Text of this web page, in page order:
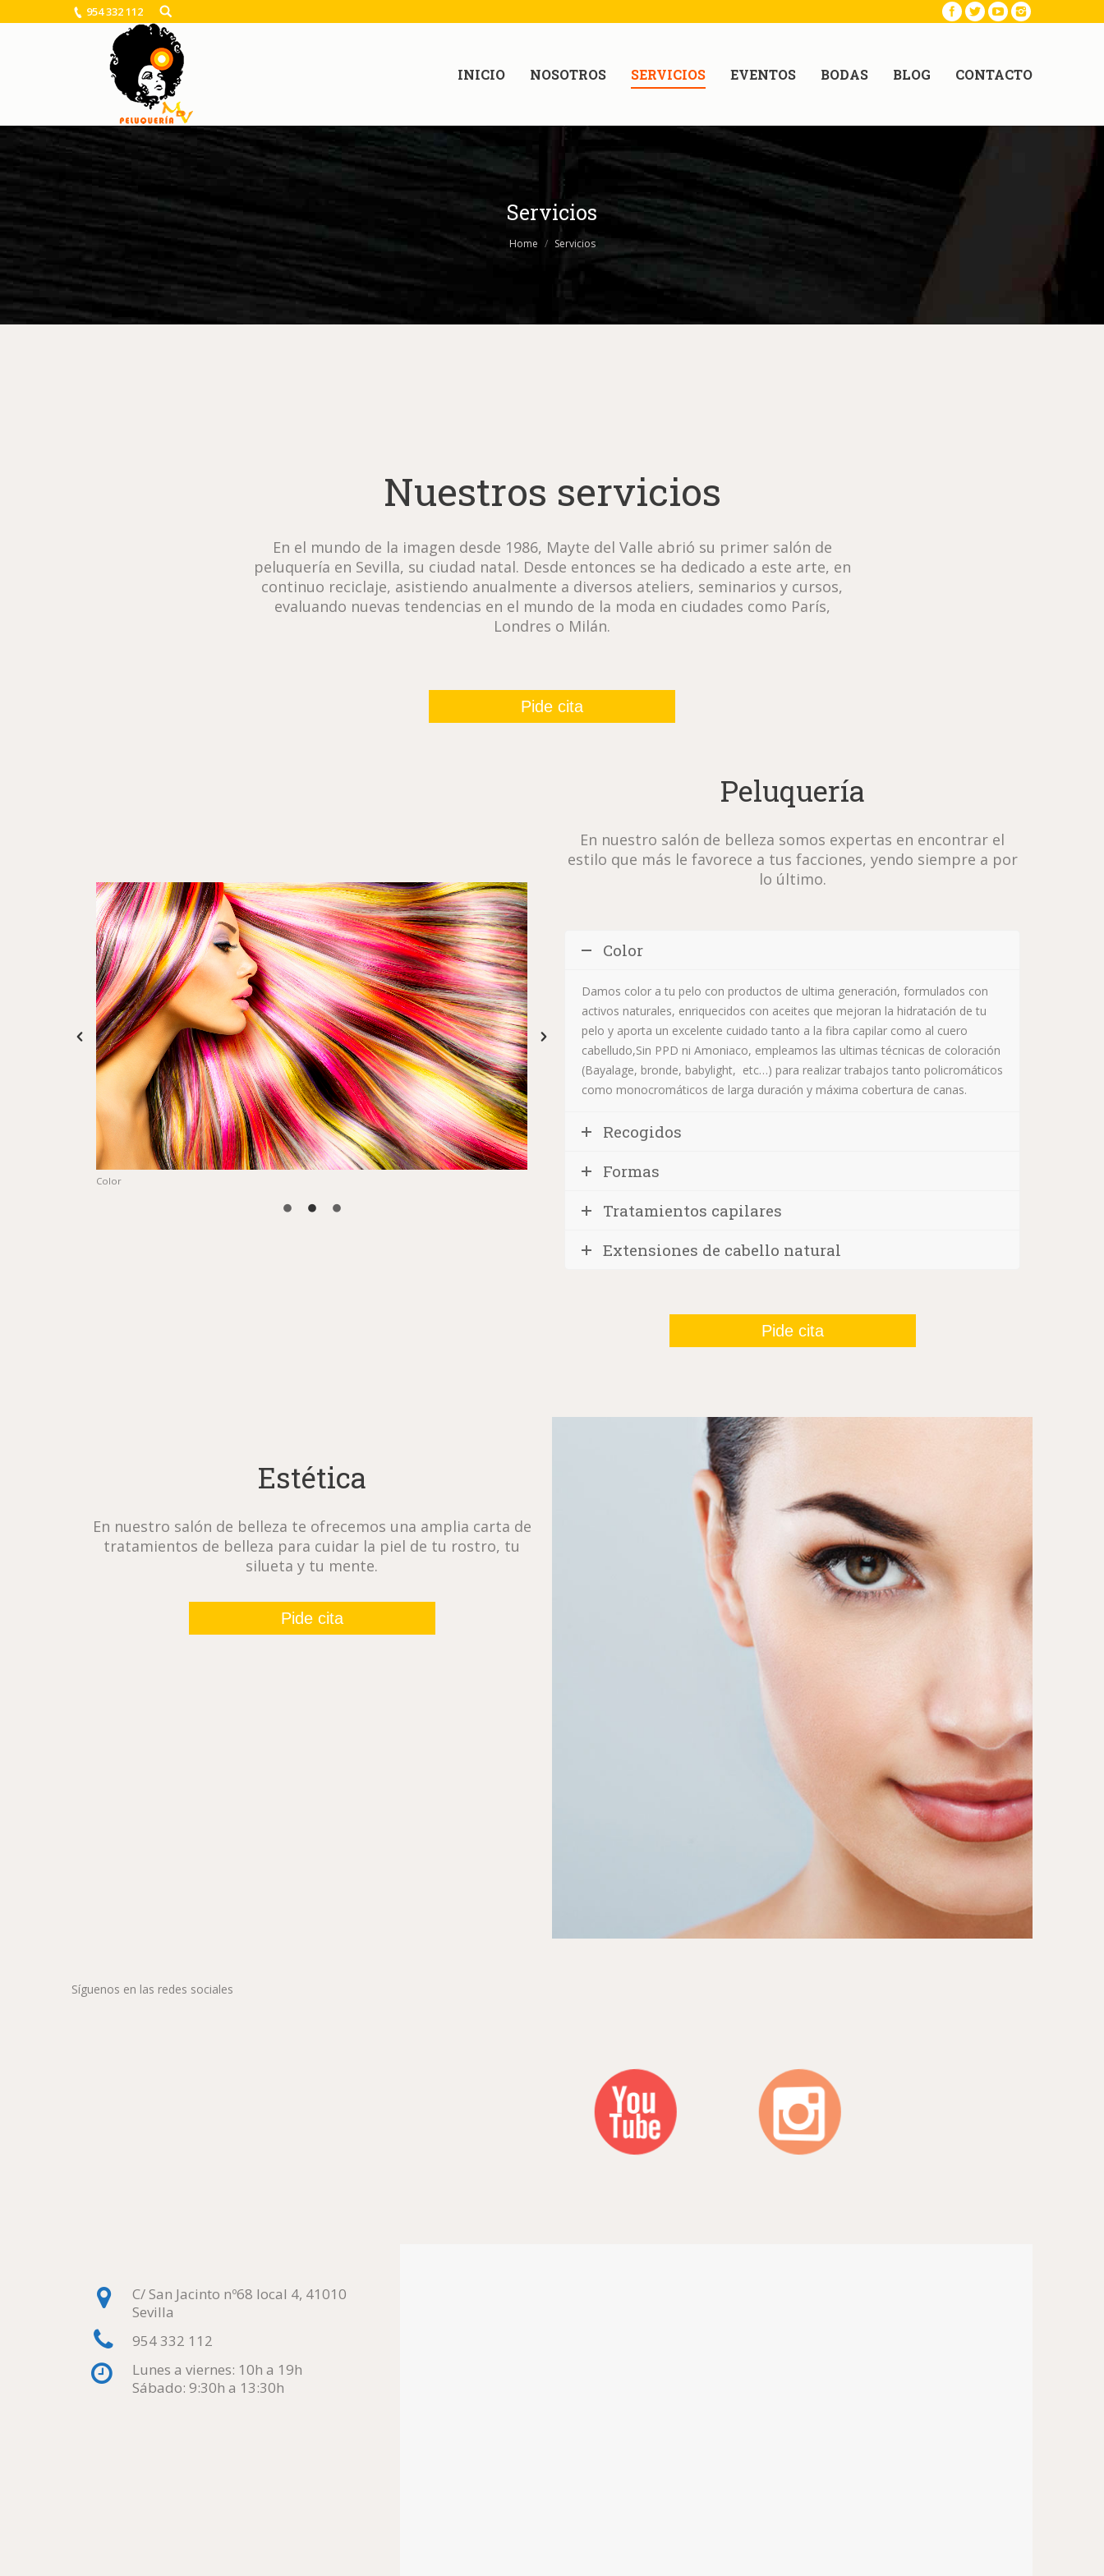
954 332 112
INICIO NOSOTROS SERVICIOS EVENTOS BODAS BLOG CONTACTO
Servicios
Home Servicios
Nuestros servicios
En el mundo de la imagen desde 1986, Mayte del Valle abrió su primer salón de
peluquería en Sevilla, su ciudad natal. Desde entonces se ha dedicado a este arte, en
continuo reciclaje, asistiendo anualmente a diversos ateliers, seminarios y cursos,
evaluando nuevas tendencias en el mundo de la moda en ciudades como París,
Londres o Milán.
Pide cita
Color
Peluquería
En nuestro salón de belleza somos expertas en encontrar el
estilo que más le favorece a tus facciones, yendo siempre a por
lo último.
Color
Damos color a tu pelo con productos de ultima generación, formulados con
activos naturales, enriquecidos con aceites que mejoran la hidratación de tu
pelo y aporta un excelente cuidado tanto a la fibra capilar como al cuero
cabelludo,Sin PPD ni Amoniaco, empleamos las ultimas técnicas de coloración
(Bayalage, bronde, babylight, etc…) para realizar trabajos tanto policromáticos
como monocromáticos de larga duración y máxima cobertura de canas.
Recogidos
Formas
Tratamientos capilares
Extensiones de cabello natural
Pide cita
Estética
En nuestro salón de belleza te ofrecemos una amplia carta de
tratamientos de belleza para cuidar la piel de tu rostro, tu
silueta y tu mente.
Pide cita
Síguenos en las redes sociales
C/ San Jacinto nº68 local 4, 41010
Sevilla
954 332 112
Lunes a viernes: 10h a 19h
Sábado: 9:30h a 13:30h